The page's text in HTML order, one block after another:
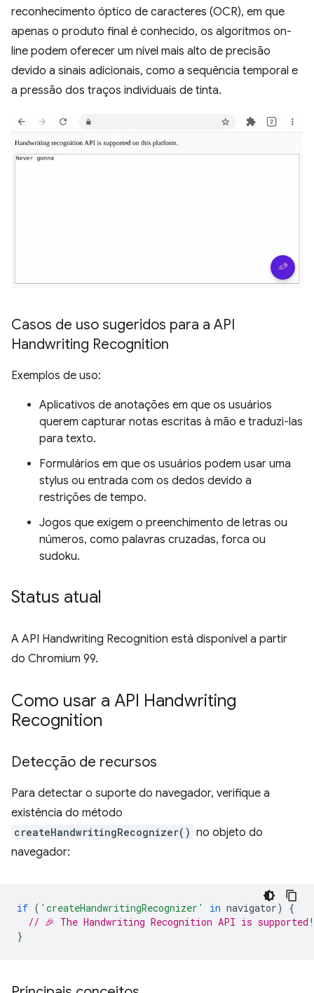
reconhecimento óptico de caracteres (OCR), em que
apenas o produto final é conhecido, os algoritmos on-
line podem oferecer um nível mais alto de precisão
devido a sinais adicionais, como a sequência temporal e
a pressão dos traços individuais de tinta.
Casos de uso sugeridos para a API
Handwriting Recognition
Exemplos de uso:
Aplicativos de anotações em que os usuários
querem capturar notas escritas à mão e traduzi-las
para texto.
Formulários em que os usuários podem usar uma
stylus ou entrada com os dedos devido a
restrições de tempo.
Jogos que exigem o preenchimento de letras ou
números, como palavras cruzadas, forca ou
sudoku.
Status atual
A API Handwriting Recognition está disponível a partir
do Chromium 99.
Como usar a API Handwriting
Recognition
Detecção de recursos
Para detectar o suporte do navegador, verifique a
existência do método
createHandwritingRecognizer() no objeto do
navegador:
if ( 'createHandwritingRecognizer' in navigator)
{
// 🎉 The Handwriting Recognition API is supported!
}